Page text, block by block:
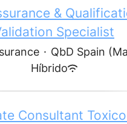
&
Specialist
· QbD Spain
Híbrido
Consultant